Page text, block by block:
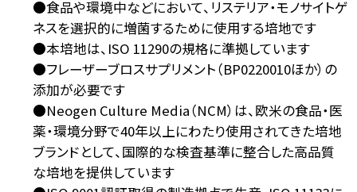
●食品や環境中などにおいて、リステリア・モノサイトゲ
ネスを選択的に増菌するために使用する培地です
●本培地は、ISO 11290の規格に準拠しています
●フレーザーブロスサプリメント（BP0220010ほか）の
添加が必要です
●Neogen Culture Media（NCM）は、欧米の食品・医
薬・環境分野で40年以上にわたり使用されてきた培地
ブランドとして、国際的な検査基準に整合した高品質
な培地を提供しています